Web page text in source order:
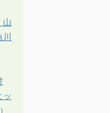
山
ッ